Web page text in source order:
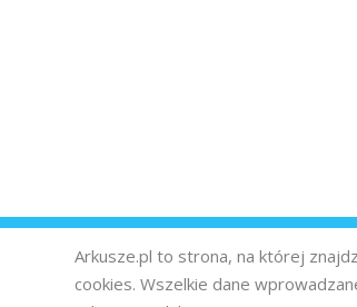
Arkusze.pl to strona, na której
cookies. Wszelkie dane